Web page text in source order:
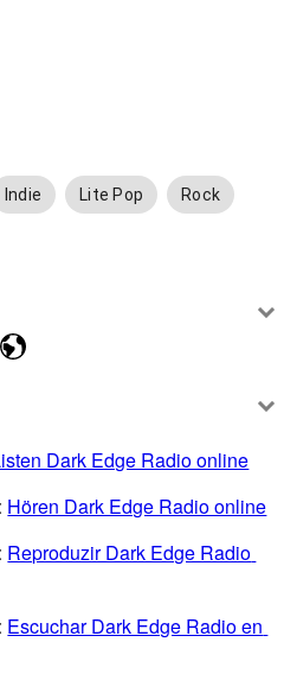
Indie Lite Pop Rock
Dark Edge Radio online
Hören Dark Edge Radio online
Reproduzir Dark Edge Radio
Escuchar Dark Edge Radio en